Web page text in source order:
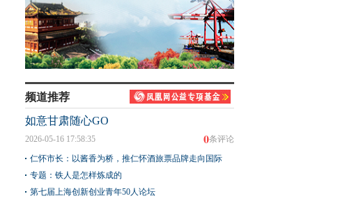
频道推荐
如意甘肃随心GO
0条评论
2026-05-16 17:58:35
仁怀市长：以酱香为桥，推仁怀酒旅票品牌走向国际
专题：铁人是怎样炼成的
第七届上海创新创业青年50人论坛